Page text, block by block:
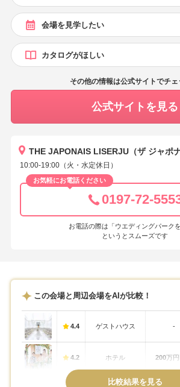
会場を見学したい
カタログがほしい
その他の情報は公式サイトでチェ
公式サイトを見る
THE JAPONAIS LISERJU（ザ ジャポ
10:00-19:00（火・水定休日）
お気軽にお電話ください
0197-72-
お電話の際は「ウエディングパークを
というとスムーズです
この会場と周辺会場をAIが比較！
4.4 ゲストハウス -
4.2 ホテル 200万
比較結果を見る